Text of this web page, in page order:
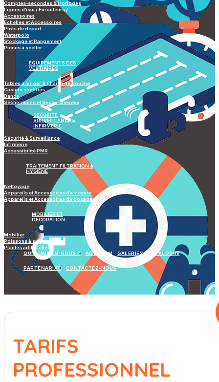
Comptes-secondes & Horloges
Lignes d’eau / Enrouleurs /
Accessoires
Echelles et Accessoires
Plots de départ
Waterpolo
Stockage et Rangement
Pièces à sceller
ÉQUIPEMENTS DES
VESTIAIRES
Tables à langer & Chaise de douche
Casiers stratifiés
Bancs
Sèche-mains et Sèche-cheveux
SÉCURITÉ
SURVEILLANCE &
INFIRMERIE
Sécurité & Surveillance
Infirmerie
Accessibilité PMR
TRAITEMENT FILTRATION &
HYGIÈNE
Nettoyage
Appareils et Accessoires de mesure
Appareils et Accessoires de dosage
MOBILIER ET
DECORATION
Mobilier
Poissons à suspendre
Plantes artificielles
QUI SOMMES-NOUS ?
AQUAGYM GALERIES CATALOGUE
PARTENARIAT CONTACTEZ-NOUS
TARIFS
PROFESSIONNEL